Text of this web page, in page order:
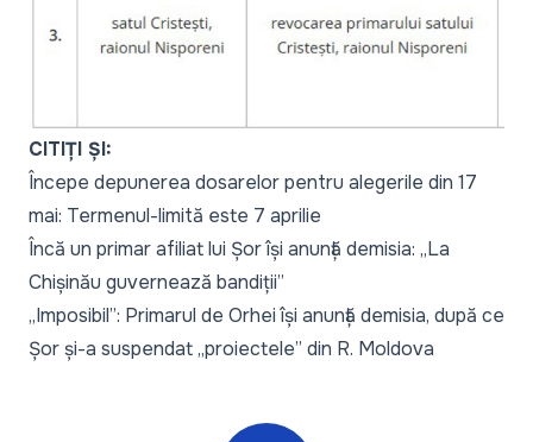
CITIȚI ȘI:
Începe depunerea dosarelor pentru alegerile din 17
mai: Termenul-limită este 7 aprilie
Încă un primar afiliat lui Șor își anunță demisia: „La
Chișinău guvernează bandiții”
„Imposibil”: Primarul de Orhei își anunță demisia, după ce
Șor și-a suspendat „proiectele” din R. Moldova